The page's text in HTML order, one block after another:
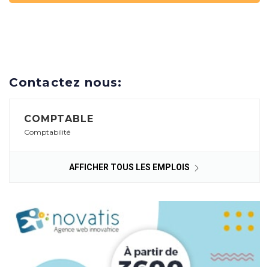
Contactez nous:
COMPTABLE
Comptabilité
AFFICHER TOUS LES EMPLOIS